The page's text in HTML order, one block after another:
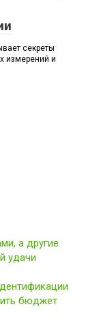
секреты
измерений и
а другие
удачи
бюджет